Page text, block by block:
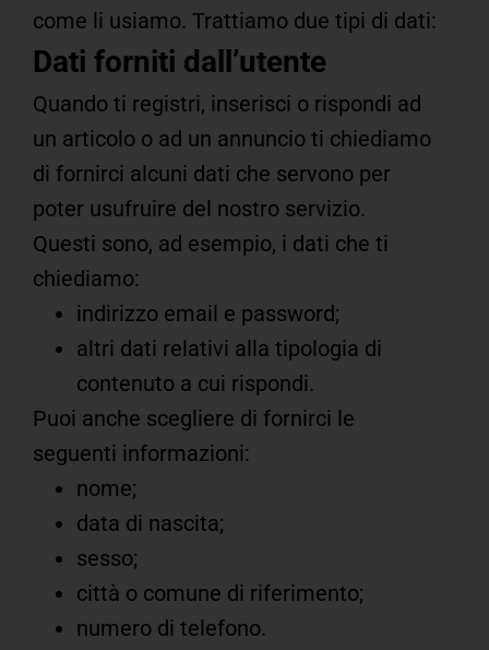
come li usiamo. Trattiamo due tipi di dati:
Dati forniti dall’utente
Quando ti registri, inserisci o rispondi ad
un articolo o ad un annuncio ti chiediamo
di fornirci alcuni dati che servono per
poter usufruire del nostro servizio.
Questi sono, ad esempio, i dati che ti
chiediamo:
indirizzo email e password;
altri dati relativi alla tipologia di
contenuto a cui rispondi.
Puoi anche scegliere di fornirci le
seguenti informazioni:
nome;
data di nascita;
sesso;
città o comune di riferimento;
numero di telefono.